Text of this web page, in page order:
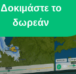
Δοκιμάστε το
δωρεάν